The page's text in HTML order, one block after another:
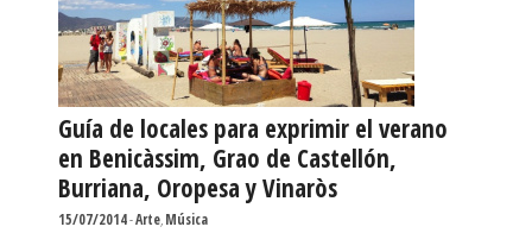
Guía de locales para exprimir el verano
en Benicàssim, Grao de Castellón,
Burriana, Oropesa y Vinaròs
15/07/2014-Arte,Música